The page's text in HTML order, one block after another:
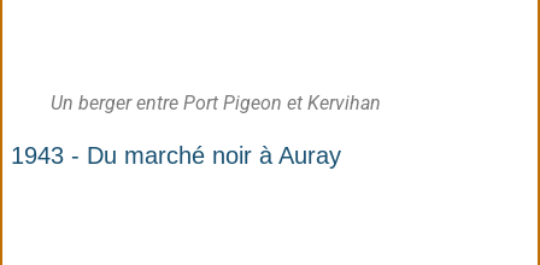
Un berger entre Port Pigeon et Kervihan
1943 - Du marché noir à Auray